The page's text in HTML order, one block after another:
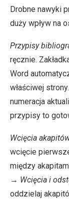
Drobne nawyki
duży wpływ na
Przypisy
ręcznie.
Word
właściwej
numeracja
przypisy to
Wcięcia
wcięcie
między
→ Wcięcia i
oddzielaj